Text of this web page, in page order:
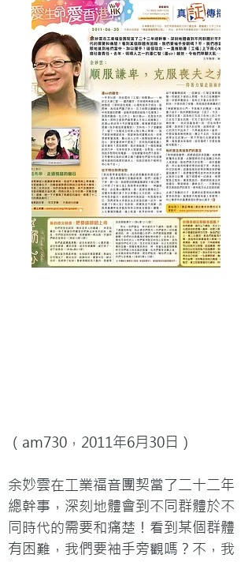
（am730，2011年6月30日）
余妙雲在工業福音團契當了二十二年
總幹事，深刻地體會到不同群體於不
同時代的需要和痛楚！看到某個群體
有困難，我們要袖手旁觀嗎？不，我